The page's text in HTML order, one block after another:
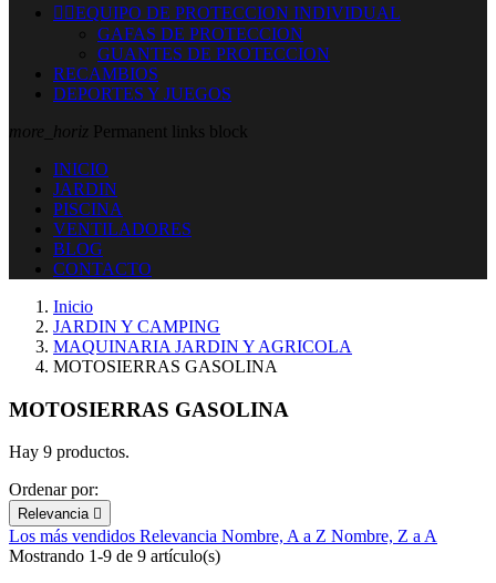
 EQUIPO DE PROTECCION INDIVIDUAL
GAFAS DE PROTECCION
GUANTES DE PROTECCION
RECAMBIOS
DEPORTES Y JUEGOS
more_horiz Permanent links block
INICIO
JARDIN
PISCINA
VENTILADORES
BLOG
CONTACTO
Inicio
JARDIN Y CAMPING
MAQUINARIA JARDIN Y AGRICOLA
MOTOSIERRAS GASOLINA
MOTOSIERRAS GASOLINA
Hay 9 productos.
Ordenar por:
Relevancia 
Los más vendidos Relevancia Nombre, A a Z Nombre, Z a A
Mostrando 1-9 de 9 artículo(s)